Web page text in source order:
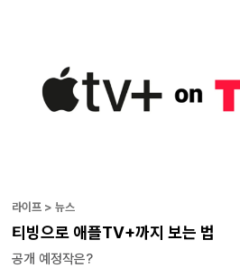
라이프 > 뉴스
티빙으로 애플TV+까지 보는 법
공개 예정작은?